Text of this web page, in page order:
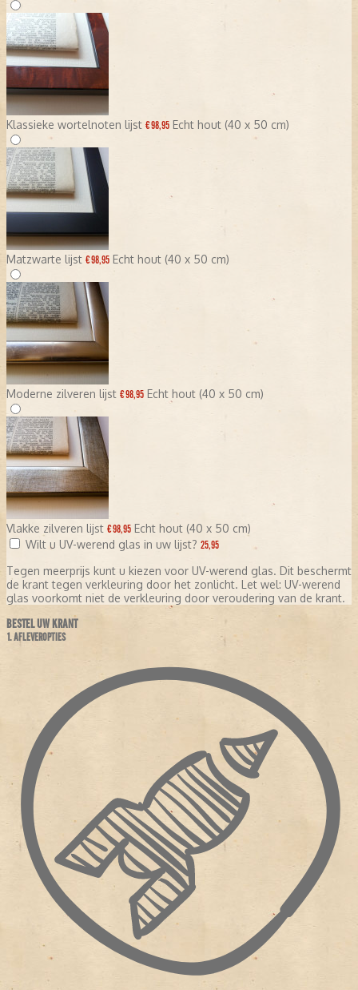
Klassieke wortelnoten lijst € 98,95 Echt hout (40 x 50 cm)
Matzwarte lijst € 98,95 Echt hout (40 x 50 cm)
Moderne zilveren lijst € 98,95 Echt hout (40 x 50 cm)
Vlakke zilveren lijst € 98,95 Echt hout (40 x 50 cm)
Wilt u UV-werend glas in uw lijst? 25,95
Tegen meerprijs kunt u kiezen voor UV-werend glas. Dit beschermt
de krant tegen verkleuring door het zonlicht. Let wel: UV-werend
glas voorkomt niet de verkleuring door veroudering van de krant.
BESTEL UW KRANT
1. AFLEVEROPTIES